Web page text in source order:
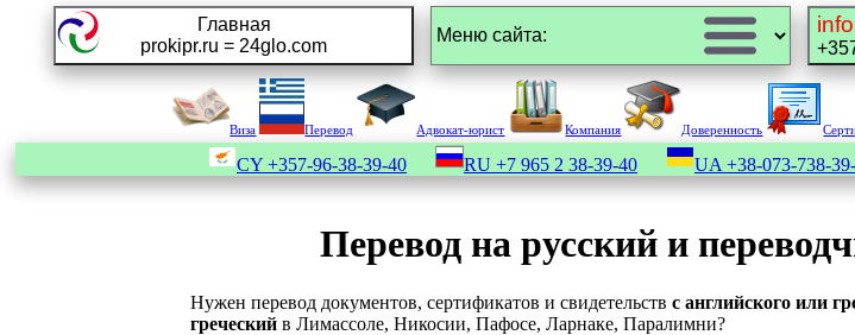
Главная
prokipr.ru = 24glo.com
Виза Перевод Адвокат-юрист Компания Доверенность
CY +357-96-38-39-40 RU +7 965 2 38-39-40 UA +38-073-738-
Перевод на русский и
Нужен перевод документов, сертификатов и свидетельств с английского или
греческийв Лимассоле, Никосии, Пафосе, Ларнаке, Паралимни?